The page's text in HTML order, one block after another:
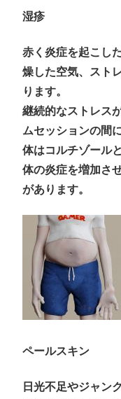
湿疹
赤く炎症を起こし
燥した空気、スト
ります。
継続的なストレス
ムセッションの間に
体はコルチゾール
体の炎症を増加さ
があります。
ペールスキン
日光不足やジャン